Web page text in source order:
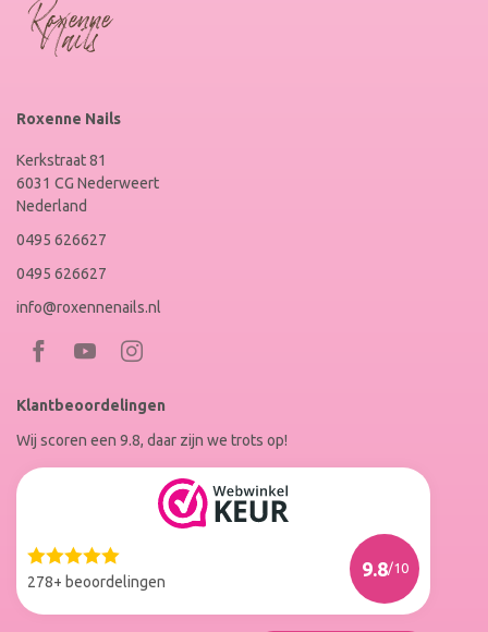
Roxenne Nails
Kerkstraat 81
6031 CG Nederweert
Nederland
0495 626627
0495 626627
info@roxennenails.nl
Bezoek
Facebook
op
Instagram
Klantbeoordelingen
Wij scoren een 9.8, daar zijn we trots op!
278+ beoordelingen
9.8/10
Web
Winkel